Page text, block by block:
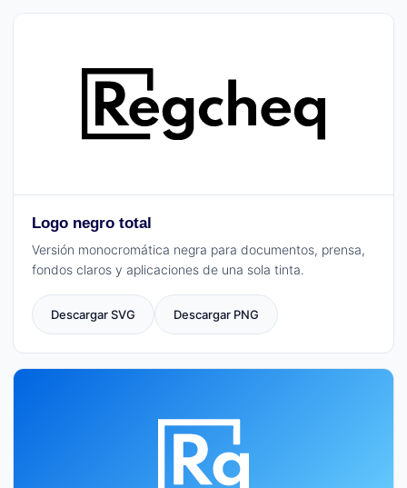
Logo negro total
Versión monocromática negra para documentos, prensa,
fondos claros y aplicaciones de una sola tinta.
Descargar SVG Descargar PNG